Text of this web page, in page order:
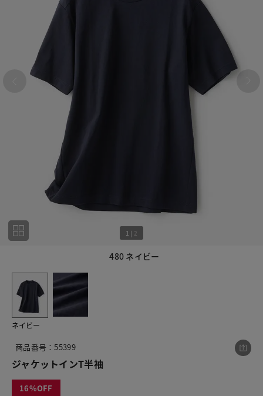
480 ネイビー
1 | 2
ネイビー
商品番号：55399
ジャケットインT半袖
16
この商品をシェアする
ジャケットインT半袖